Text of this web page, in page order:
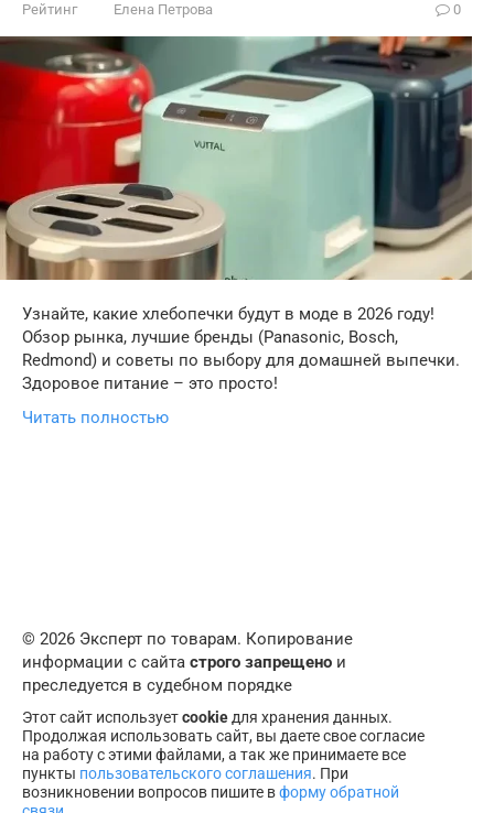
Рейтинг Елена Петрова 0
Узнайте, какие хлебопечки будут в моде в 2026 году!
Обзор рынка, лучшие бренды (Panasonic, Bosch,
Redmond) и советы по выбору для домашней выпечки.
Здоровое питание – это просто!
Читать полностью
© 2026 Эксперт по товарам. Копирование
информации с сайта строго запрещено и
преследуется в судебном порядке
Этот сайт используетcookie для хранения данных.
Продолжая использовать сайт, вы даете свое согласие
на работу с этими файлами, а так же принимаете все
пункты пользовательского соглашения. При
возникновении вопросов пишите вформу обратной